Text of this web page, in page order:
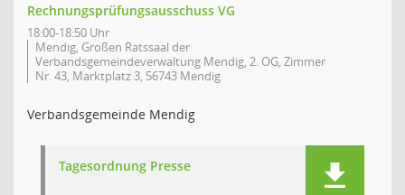
Rechnungsprüfungsausschuss VG
18:00-18:50 Uhr
Mendig, Großen Ratssaal der
Verbandsgemeindeverwaltung Mendig, 2. OG, Zimmer
Nr. 43, Marktplatz 3, 56743 Mendig
Verbandsgemeinde Mendig
Tagesordnung Presse